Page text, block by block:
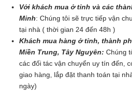
Với khách mua ở tỉnh và các
Minh: Chúng tôi sẽ trực tiếp vận
tại nhà ( thời gian 24 đến 48h )
Khách mua hàng ở tỉnh, thành
Miền Trung, Tây Nguyên: Chúng
các đối tác vận chuyển uy tín đến,
giao hàng, lắp đặt thanh toán tại
ngày)